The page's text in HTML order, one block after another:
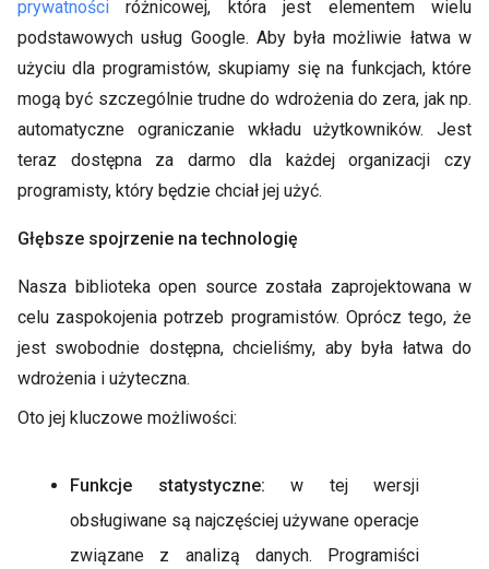
prywatności różnicowej, która jest elementem wielu
podstawowych usług Google. Aby była możliwie łatwa w
użyciu dla programistów, skupiamy się na funkcjach, które
mogą być szczególnie trudne do wdrożenia do zera, jak np.
automatyczne ograniczanie wkładu użytkowników. Jest
teraz dostępna za darmo dla każdej organizacji czy
programisty, który będzie chciał jej użyć.
Głębsze spojrzenie na technologię
Nasza biblioteka open source została zaprojektowana w
celu zaspokojenia potrzeb programistów. Oprócz tego, że
jest swobodnie dostępna, chcieliśmy, aby była łatwa do
wdrożenia i użyteczna.
Oto jej kluczowe możliwości:
Funkcje statystyczne: w tej wersji
obsługiwane są najczęściej używane operacje
związane z analizą danych. Programiści